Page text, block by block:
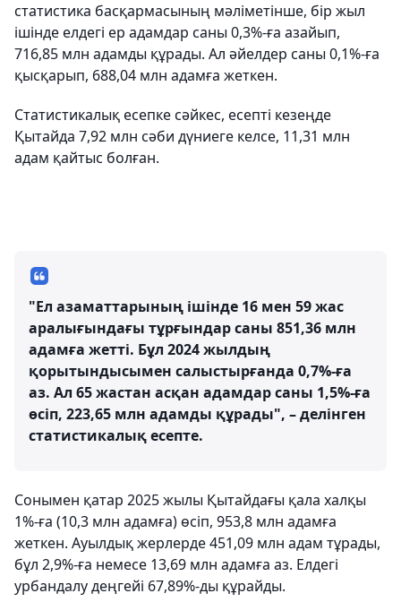
статистика басқармасының мәліметінше, бір жыл
ішінде елдегі ер адамдар саны 0,3%-ға азайып,
716,85 млн адамды құрады. Ал әйелдер саны 0,1%-ға
қысқарып, 688,04 млн адамға жеткен.
Статистикалық есепке сәйкес, есепті кезеңде
Қытайда 7,92 млн сәби дүниеге келсе, 11,31 млн
адам қайтыс болған.
"Ел азаматтарының ішінде 16 мен 59 жас
аралығындағы тұрғындар саны 851,36 млн
адамға жетті. Бұл 2024 жылдың
қорытындысымен салыстырғанда 0,7%-ға
аз. Ал 65 жастан асқан адамдар саны 1,5%-ға
өсіп, 223,65 млн адамды құрады", – делінген
статистикалық есепте.
Сонымен қатар 2025 жылы Қытайдағы қала халқы
1%-ға (10,3 млн адамға) өсіп, 953,8 млн адамға
жеткен. Ауылдық жерлерде 451,09 млн адам тұрады,
бұл 2,9%-ға немесе 13,69 млн адамға аз. Елдегі
урбандалу деңгейі 67,89%-ды құрайды.